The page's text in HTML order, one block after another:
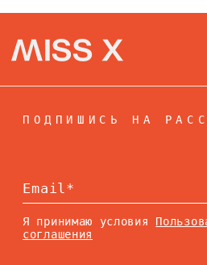
ПОДПИШИСЬ НА
Я принимаю условия
соглашения